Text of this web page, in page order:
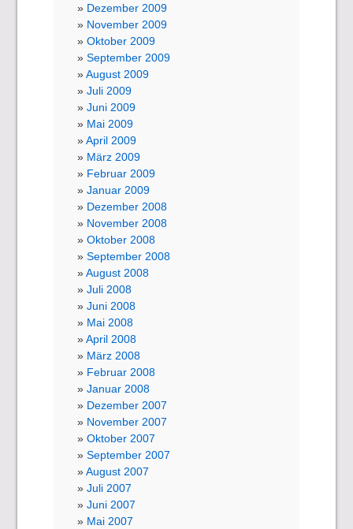
Dezember 2009
November 2009
Oktober 2009
September 2009
August 2009
Juli 2009
Juni 2009
Mai 2009
April 2009
März 2009
Februar 2009
Januar 2009
Dezember 2008
November 2008
Oktober 2008
September 2008
August 2008
Juli 2008
Juni 2008
Mai 2008
April 2008
März 2008
Februar 2008
Januar 2008
Dezember 2007
November 2007
Oktober 2007
September 2007
August 2007
Juli 2007
Juni 2007
Mai 2007